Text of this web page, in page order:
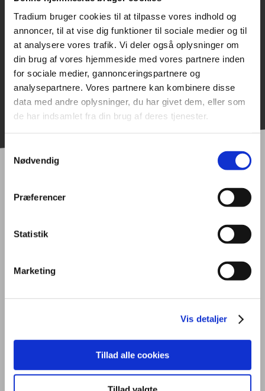
Tradium bruger cookies til at tilpasse vores indhold og
annoncer, til at vise dig funktioner til sociale medier og til
at analysere vores trafik. Vi deler også oplysninger om
din brug af vores hjemmeside med vores partnere inden
for sociale medier, gannonceringspartnere og
analysepartnere. Vores partnere kan kombinere disse
data med andre oplysninger, du har givet dem, eller som
de har indsamlet fra din brug af deres tjenester.
Samtykkevalg
Nødvendig
Præferencer
Statistik
Marketing
Vis detaljer
Tillad alle cookies
BYG ET HUS-PROJEKTET
Randers
Kommune
PRAKTISK
Generelt
Find undervisningsmaterialet til de forskellige årgange her med alt fra